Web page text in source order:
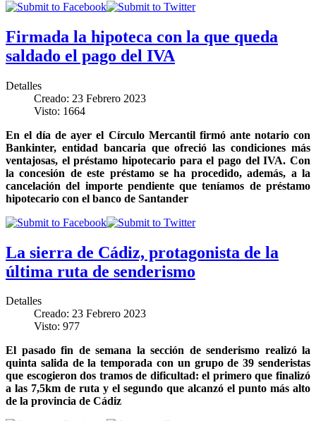
Firmada la hipoteca con la que queda
saldado el pago del IVA
Detalles
Creado: 23 Febrero 2023
Visto: 1664
En el día de ayer el Círculo Mercantil firmó ante notario con
Bankinter, entidad bancaria que ofreció las condiciones más
ventajosas, el préstamo hipotecario para el pago del IVA. Con
la concesión de este préstamo se ha procedido, además, a la
cancelación del importe pendiente que teníamos de préstamo
hipotecario con el banco de Santander
La sierra de Cádiz, protagonista de la
última ruta de senderismo
Detalles
Creado: 23 Febrero 2023
Visto: 977
El pasado fin de semana la sección de senderismo realizó la
quinta salida de la temporada con un grupo de 39 senderistas
que escogieron dos tramos de dificultad: el primero que finalizó
a las 7,5km de ruta y el segundo que alcanzó el punto más alto
de la provincia de Cádiz